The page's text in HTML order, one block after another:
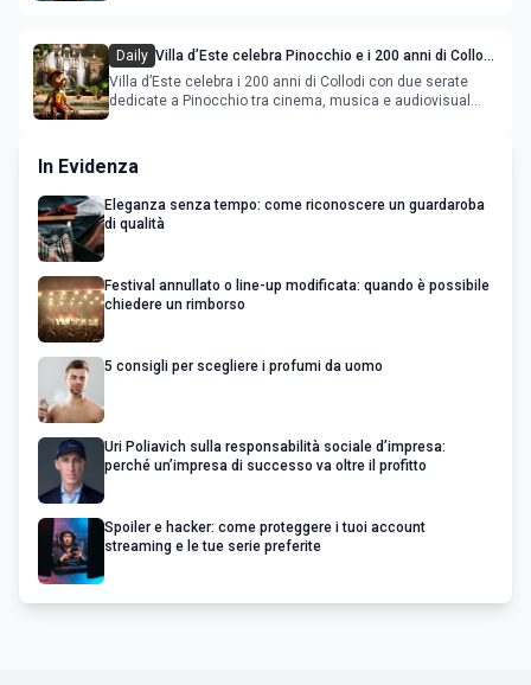
Daily Villa d’Este celebra Pinocchio e i 200 anni di Collodi
con cinema, musica e audiovisual mapping
Villa d’Este celebra i 200 anni di Collodi con due serate
dedicate a Pinocchio tra cinema, musica e audiovisual
In Evidenza
Eleganza senza tempo: come riconoscere un guardaroba
di qualità
Festival annullato o line-up modificata: quando è possibile
chiedere un rimborso
5 consigli per scegliere i profumi da uomo
Uri Poliavich sulla responsabilità sociale d’impresa:
perché un’impresa di successo va oltre il profitto
Spoiler e hacker: come proteggere i tuoi account
streaming e le tue serie preferite